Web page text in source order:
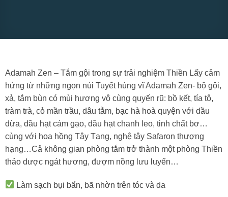
Adamah Zen – Tắm gội trong sự trải nghiệm Thiền Lấy cảm
hứng từ những ngọn núi Tuyết hùng vĩ Adamah Zen- bộ gội,
xả, tắm bùn có mùi hương vô cùng quyến rũ: bồ kết, tía tô,
tràm trà, cỏ mần trầu, dâu tằm, bạc hà hoà quyện với dầu
dừa, dầu hạt cám gạo, dầu hạt chanh leo, tinh chất bơ…
cùng với hoa hồng Tây Tạng, nghệ tây Safaron thượng
hạng…Cả không gian phòng tắm trở thành một phòng Thiền
thảo dược ngát hương, đượm nồng lưu luyến…
Làm sạch bụi bẩn, bã nhờn trên tóc và da